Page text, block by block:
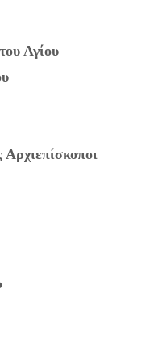
Αγίου
Αρχιεπίσκοποι